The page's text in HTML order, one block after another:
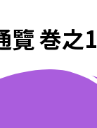
覽 巻之1